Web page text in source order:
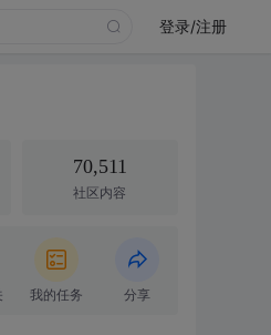
登录/注册
70,511
社区内容
我的任务 分享